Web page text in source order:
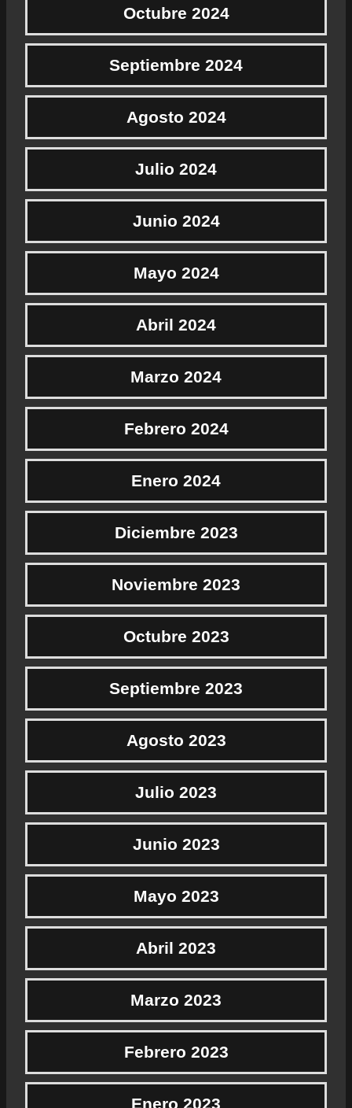
Octubre 2024
Septiembre 2024
Agosto 2024
Julio 2024
Junio 2024
Mayo 2024
Abril 2024
Marzo 2024
Febrero 2024
Enero 2024
Diciembre 2023
Noviembre 2023
Octubre 2023
Septiembre 2023
Agosto 2023
Julio 2023
Junio 2023
Mayo 2023
Abril 2023
Marzo 2023
Febrero 2023
Enero 2023